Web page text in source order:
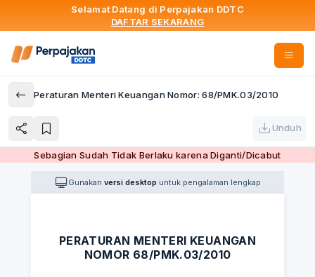
Selamat Datang di Perpajakan DDTC
DAFTAR SEKARANG
Peraturan Menteri Keuangan Nomor: 68/PMK.03/2010
Unduh
Sebagian Sudah Tidak Berlaku karena Diganti/Dicabut
Gunakan versi desktop untuk pengalaman lengkap
PERATURAN MENTERI KEUANGAN
NOMOR 68/PMK.03/2010